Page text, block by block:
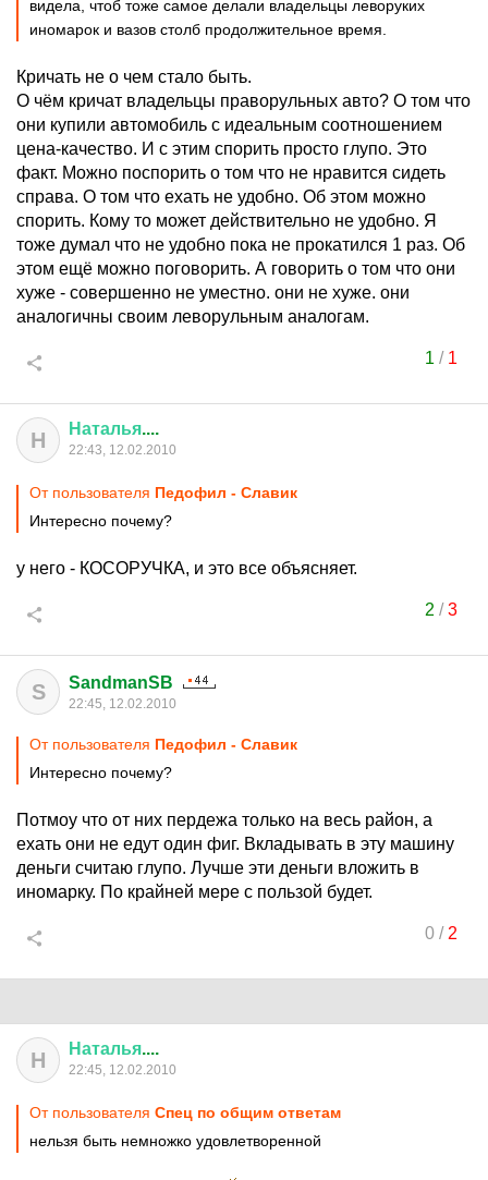
видела, чтоб тоже самое делали владельцы леворуких
иномарок и вазов столб продолжительное время.
Кричать не о чем стало быть.
О чём кричат владельцы праворульных авто? О том что
они купили автомобиль с идеальным соотношением
цена-качество. И с этим спорить просто глупо. Это
факт. Можно поспорить о том что не нравится сидеть
справа. О том что ехать не удобно. Об этом можно
спорить. Кому то может действительно не удобно. Я
тоже думал что не удобно пока не прокатился 1 раз. Об
этом ещё можно поговорить. А говорить о том что они
хуже - совершенно не уместно. они не хуже. они
аналогичны своим леворульным аналогам.
1 / 1
Н Наталья....
22:43, 12.02.2010
От пользователя Педофил - Славик
Интересно почему?
у него - КОСОРУЧКА, и это все объясняет.
2 /3
S SandmanSB
22:45, 12.02.2010
От пользователя Педофил - Славик
Интересно почему?
Потмоу что от них пердежа только на весь район, а
ехать они не едут один фиг. Вкладывать в эту машину
деньги считаю глупо. Лучше эти деньги вложить в
иномарку. По крайней мере с пользой будет.
0/ 2
Н Наталья....
22:45, 12.02.2010
От пользователя Спец по общим ответам
нельзя быть немножко удовлетворенной